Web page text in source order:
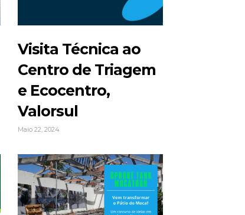
Visita Técnica ao
Centro de Triagem
e Ecocentro,
Valorsul
Maio 22, 2024